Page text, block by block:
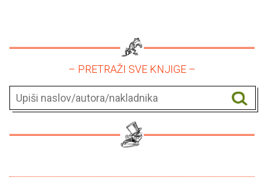
– PRETRAŽI SVE KNJIGE –